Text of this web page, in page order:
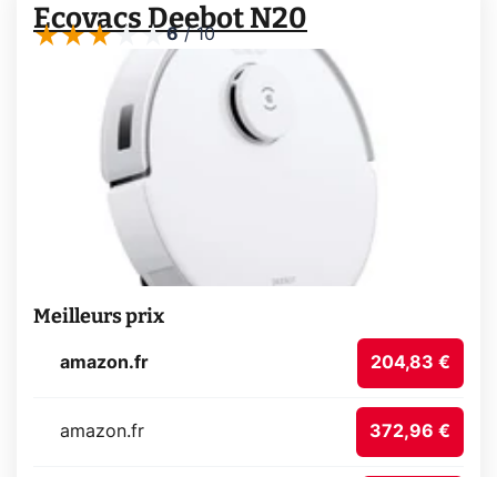
Ecovacs Deebot N20
6/10
Meilleurs prix
amazon.fr 204,83 €
amazon.fr 372,96 €